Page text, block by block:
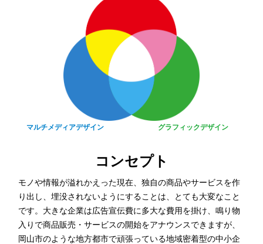
グラフィックデザイン
マルチメディアデザイン
コンセプト
モノや情報が溢れかえった現在、独自の商品やサービスを作
り出し、埋没されないようにすることは、とても大変なこと
です。大きな企業は広告宣伝費に多大な費用を掛け、鳴り物
入りで商品販売・サービスの開始をアナウンスできますが、
岡山市のような地方都市で頑張っている地域密着型の中小企